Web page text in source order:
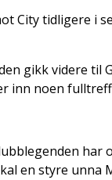
City tidligere i
gikk videre til
inn noen
har
en styre unna